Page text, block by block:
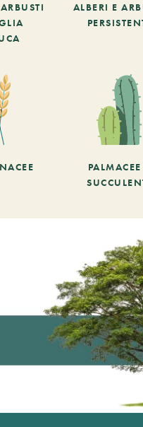
ALBERI E
PALMACEE